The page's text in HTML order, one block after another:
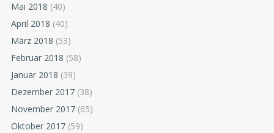
Mai 2018 (40)
April 2018 (40)
März 2018 (53)
Februar 2018 (58)
Januar 2018 (39)
Dezember 2017 (38)
November 2017 (65)
Oktober 2017 (59)